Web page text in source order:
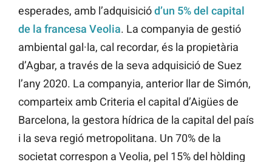
esperades, amb l’adquisiciód’un 5% del capital
de la francesa Veolia. La companyia de gestió
ambiental gal·la, cal recordar, és la propietària
d’Agbar, a través de la seva adquisició de Suez
l’any 2020. La companyia, anterior llar de Simón,
comparteix amb Criteria el capital d’Aigües de
Barcelona, la gestora hídrica de la capital del país
i la seva regió metropolitana. Un 70% de la
societat correspon a Veolia, pel 15% del hòlding